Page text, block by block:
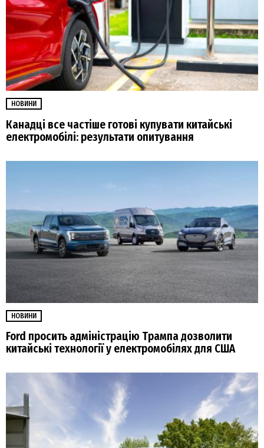
НОВИНИ
Канадці все частіше готові купувати китайські
електромобілі: результати опитування
НОВИНИ
Ford просить адміністрацію Трампа дозволити
китайські технології у електромобілях для США